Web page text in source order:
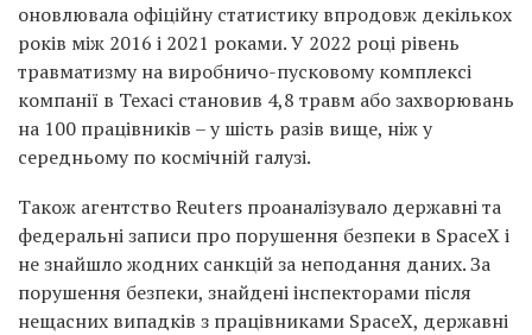
оновлювала офіційну статистику впродовж декількох
років між 2016 і 2021 роками. У 2022 році рівень
травматизму на виробничо-пусковому комплексі
компанії в Техасі становив 4,8 травм або захворювань
на 100 працівників – у шість разів вище, ніж у
середньому по космічній галузі.
Також агентство Reuters проаналізувало державні та
федеральні записи про порушення безпеки в SpaceX і
не знайшло жодних санкцій за неподання даних. За
порушення безпеки, знайдені інспекторами після
нещасних випадків з працівниками SpaceX, державні